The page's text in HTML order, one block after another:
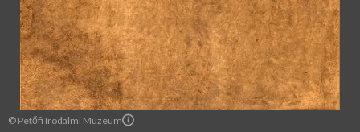
© Petőfi Irodalmi Múzeum